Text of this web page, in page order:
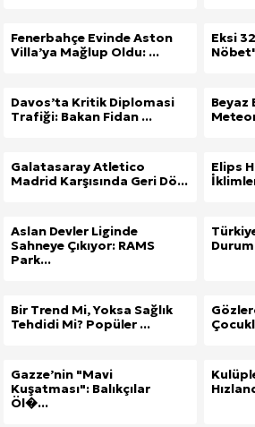
Fenerbahçe Evinde Aston
Villa’ya Mağlup Oldu: ...
Eksi
Davos’ta Kritik Diplomasi
Trafiği: Bakan Fidan ...
Beyaz
Galatasaray Atletico
Madrid Karşısında Geri Dö...
Elips
Aslan Devler Liginde
Sahneye Çıkıyor: RAMS
Park...
Bir Trend Mi, Yoksa Sağlık
Tehdidi Mi? Popüler ...
Gazze’nin "Mavi
Kuşatması": Balıkçılar
Öl�...